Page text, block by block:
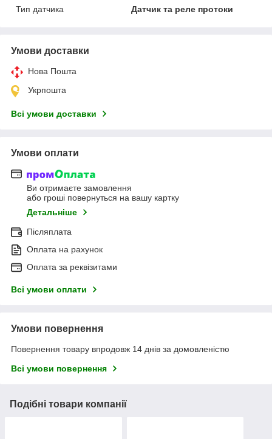
Тип датчика
Датчик та реле протоки
Умови доставки
Нова Пошта
Укрпошта
Всі умови доставки
Умови оплати
Ви отримаєте замовлення
або гроші повернуться на вашу картку
Детальніше
Післяплата
Оплата на рахунок
Оплата за реквізитами
Всі умови оплати
Умови повернення
Повернення товару впродовж 14 днів за домовленістю
Всі умови повернення
Подібні товари компанії